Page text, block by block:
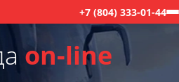
+7 (804) 333-01-44
on-line